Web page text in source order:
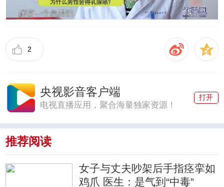
2
央视影音客户端
电视直播应用，聚合海量独家资源！
打开
推荐阅读
女子与丈夫吵架后手指痉挛如
鸡爪 医生：是气到“中毒”